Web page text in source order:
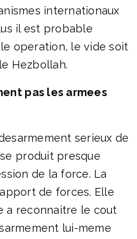
internationaux
il est probable
operation, le vide soit
Hezbollah.
pas les armees
serieux de
produit presque
de la force. La
de forces. Elle
a reconnaitre le cout
lui-meme